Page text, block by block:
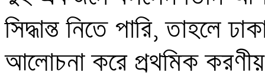
সিদ্ধান্ত নিতে পারি, তাহলে
আলোচনা করে প্রথমিক